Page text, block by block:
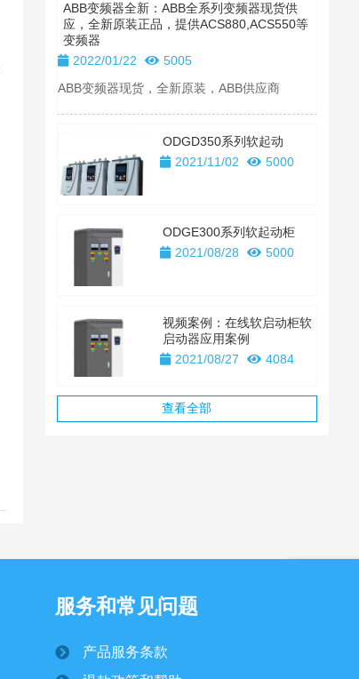
ABB变频器全新：ABB全系列变频器现货供
应，全新原装正品，提供ACS880,ACS550等
变频器
2022/01/22
5005
ABB变频器现货，全新原装，ABB供应商
ODGD350系列软起动
2021/11/02
5000
ODGE300系列软起动柜
2021/08/28
5000
视频案例：在线软启动柜软
启动器应用案例
2021/08/27
4084
查看全部
服务和常见问题
产品服务条款